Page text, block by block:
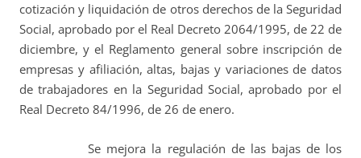
cotización y liquidación de otros derechos de la Seguridad
Social, aprobado por el Real Decreto 2064/1995, de 22 de
diciembre, y el Reglamento general sobre inscripción de
empresas y afiliación, altas, bajas y variaciones de datos
de trabajadores en la Seguridad Social, aprobado por el
Real Decreto 84/1996, de 26 de enero.
Se mejora la regulación de las bajas de los